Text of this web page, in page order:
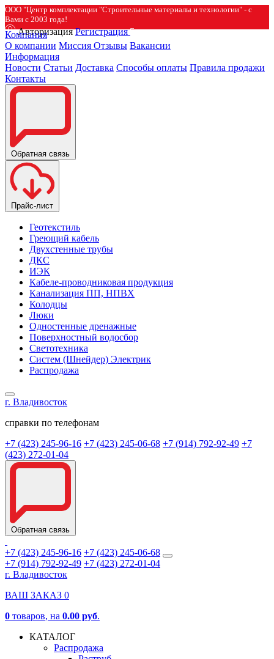
ООО "Центр комплектации "Строительные материалы и технологии" - с
Вами с 2003 года!
Авторизация Регистрация
Компания
О компании Миссия Отзывы Вакансии
Информация
Новости Статьи Доставка Способы оплаты Правила продажи
Контакты
Обратная связь
Прайс-лист
Геотекстиль
Греющий кабель
Двухстенные трубы
ДКС
ИЭК
Кабеле-проводниковая продукция
Канализация ПП, НПВХ
Колодцы
Люки
Одностенные дренажные
Поверхностный водосбор
Светотехника
Систем (Шнейдер) Электрик
Распродажа
г. Владивосток
справки по телефонам
+7 (423) 245-96-16 +7 (423) 245-06-68 +7 (914) 792-92-49 +7
(423) 272-01-04
Обратная связь
+7 (423) 245-96-16 +7 (423) 245-06-68
+7 (914) 792-92-49 +7 (423) 272-01-04
г. Владивосток
ВАШ ЗАКАЗ 0
0 товаров, на 0.00 руб.
КАТАЛОГ
Распродажа